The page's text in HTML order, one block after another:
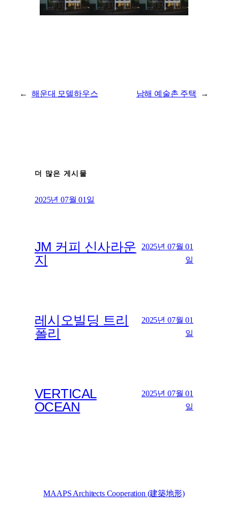
← 해운대 모델하우스 남해 예술촌 주택 →
더 많은 게시물
2025년 07월 01일
JM 커피 신사라운
지
2025년 07월 01
일
레시오빌딩 트리
폴리
2025년 07월 01
일
VERTICAL
OCEAN
2025년 07월 01
일
MAAPS Architects Cooperation (建築地形)